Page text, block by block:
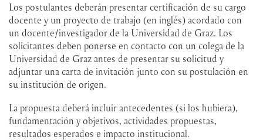
Los postulantes deberán presentar certificación de su cargo
docente y un proyecto de trabajo (en inglés) acordado con
un docente/investigador de la Universidad de Graz. Los
solicitantes deben ponerse en contacto con un colega de la
Universidad de Graz antes de presentar su solicitud y
adjuntar una carta de invitación junto con su postulación en
su institución de origen.
La propuesta deberá incluir antecedentes (si los hubiera),
fundamentación y objetivos, actividades propuestas,
resultados esperados e impacto institucional.